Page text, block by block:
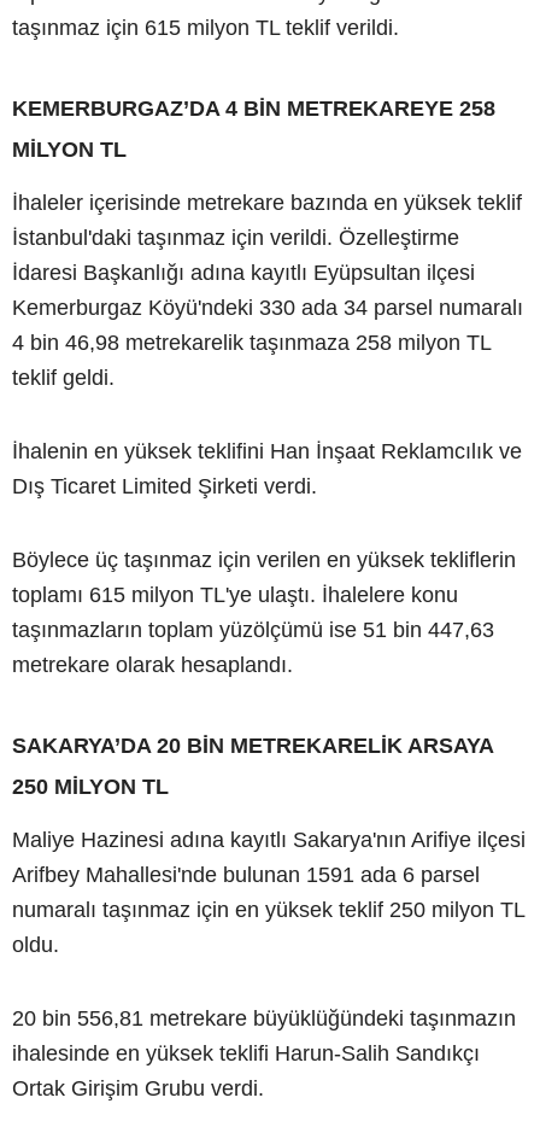
taşınmaz için 615 milyon TL teklif verildi.
KEMERBURGAZ’DA 4 BİN METREKAREYE 258
MİLYON TL
İhaleler içerisinde metrekare bazında en yüksek teklif
İstanbul'daki taşınmaz için verildi. Özelleştirme
İdaresi Başkanlığı adına kayıtlı Eyüpsultan ilçesi
Kemerburgaz Köyü'ndeki 330 ada 34 parsel numaralı
4 bin 46,98 metrekarelik taşınmaza 258 milyon TL
teklif geldi.
İhalenin en yüksek teklifini Han İnşaat Reklamcılık ve
Dış Ticaret Limited Şirketi verdi.
Böylece üç taşınmaz için verilen en yüksek tekliflerin
toplamı 615 milyon TL'ye ulaştı. İhalelere konu
taşınmazların toplam yüzölçümü ise 51 bin 447,63
metrekare olarak hesaplandı.
SAKARYA’DA 20 BİN METREKARELİK ARSAYA
250 MİLYON TL
Maliye Hazinesi adına kayıtlı Sakarya'nın Arifiye ilçesi
Arifbey Mahallesi'nde bulunan 1591 ada 6 parsel
numaralı taşınmaz için en yüksek teklif 250 milyon TL
oldu.
20 bin 556,81 metrekare büyüklüğündeki taşınmazın
ihalesinde en yüksek teklifi Harun-Salih Sandıkçı
Ortak Girişim Grubu verdi.